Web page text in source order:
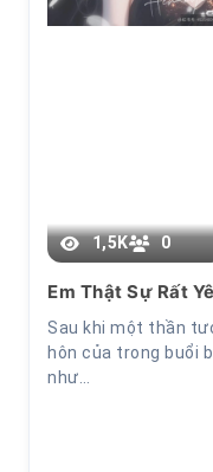
1,5K 0
Em Thật Sự Rất
Sau khi một thần
hôn của trong buổi
như…